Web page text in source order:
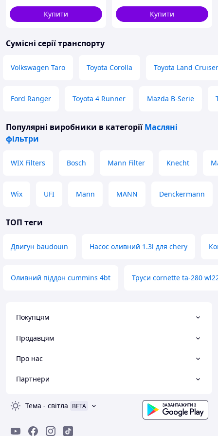
WIX
Купити Купити
Сумісні серії транспорту
Volkswagen Taro Toyota Corolla Toyota Land Cruiser
Ford Ranger Toyota 4 Runner Mazda B-Serie
Популярні виробники в категорії Масляні
фільтри
WIX Filters Bosch Mann Filter Knecht
Wix UFI Mann MANN Denckermann
ТОП теги
Двигун baudouin Насос оливний 1.3l для chery
Оливний піддон cummins 4bt Труси cornette ta-280
Покупцям
Продавцям
Про нас
Партнери
Тема - світла BETA